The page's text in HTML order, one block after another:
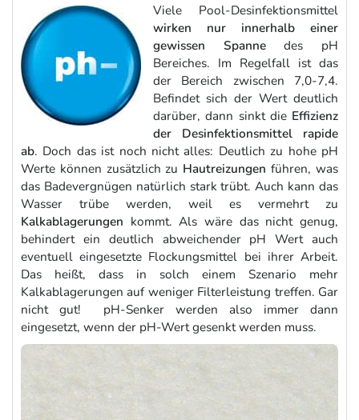
Viele Pool-Desinfektionsmittel
wirken nur innerhalb einer
gewissen Spannedes pH
Bereiches. Im Regelfall ist das
der Bereich zwischen 7,0-7,4.
Befindet sich der Wert deutlich
darüber, dann sinkt die Effizienz
der Desinfektionsmittel rapide
ab. Doch das ist noch nicht alles: Deutlich zu hohe pH
Werte können zusätzlich zu Hautreizungen führen, was
das Badevergnügen natürlich stark trübt. Auch kann das
Wasser trübe werden, weil es vermehrt zu
Kalkablagerungen kommt. Als wäre das nicht genug,
behindert ein deutlich abweichender pH Wert auch
eventuell eingesetzte Flockungsmittel bei ihrer Arbeit.
Das heißt, dass in solch einem Szenario mehr
Kalkablagerungen auf weniger Filterleistung treffen. Gar
nicht gut! pH-Senker werden also immer dann
eingesetzt, wenn der pH-Wert gesenkt werden muss.